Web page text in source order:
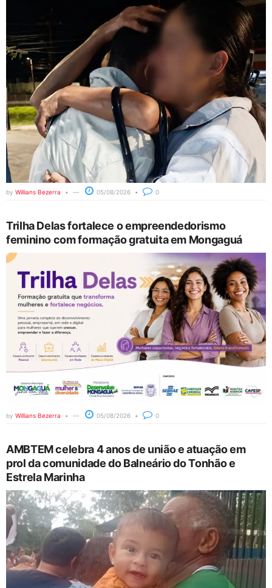
by Willians Bezerra 05/08/2026 0
Trilha Delas fortalece o empreendedorismo
feminino com formação gratuita em Mongaguá
by Willians Bezerra 05/08/2026 0
AMBTEM celebra 4 anos de união e atuação em
prol da comunidade do Balneário do Tonhão e
Estrela Marinha